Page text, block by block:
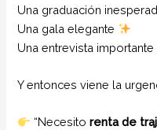
Una graduación
Una gala elegante
Una entrevista importante
Y entonces viene la
“Necesitorenta de